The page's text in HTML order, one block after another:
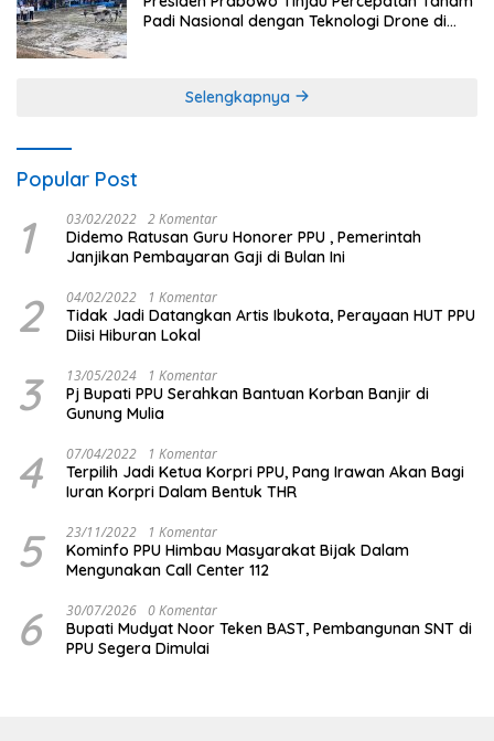
Padi Nasional dengan Teknologi Drone di
Selengkapnya
Popular Post
1 03/02/2022 2 Komentar
Didemo Ratusan Guru Honorer PPU , Pemerintah
Janjikan Pembayaran Gaji di Bulan Ini
2 04/02/2022 1 Komentar
Tidak Jadi Datangkan Artis Ibukota, Perayaan HUT PPU
Diisi Hiburan Lokal
3 13/05/2024 1 Komentar
Pj Bupati PPU Serahkan Bantuan Korban Banjir di
Gunung Mulia
4 07/04/2022 1 Komentar
Terpilih Jadi Ketua Korpri PPU, Pang Irawan Akan Bagi
Iuran Korpri Dalam Bentuk THR
5 23/11/2022 1 Komentar
Kominfo PPU Himbau Masyarakat Bijak Dalam
Mengunakan Call Center 112
6 30/07/2026 0 Komentar
Bupati Mudyat Noor Teken BAST, Pembangunan SNT di
PPU Segera Dimulai